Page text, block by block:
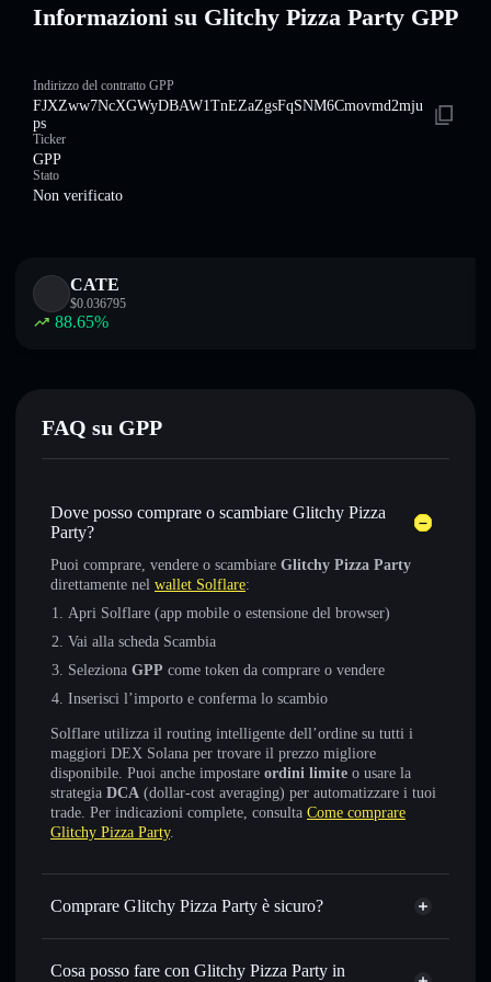
Informazioni su Glitchy Pizza Party GPP
Indirizzo del contratto GPP
FJXZww7NcXGWyDBAW1TnEZaZgsFqSNM6Cmovmd2mju
ps
Ticker
GPP
Stato
Non verificato
CATE
$0.036795
88.65%
FAQ su GPP
Dove posso comprare o scambiare Glitchy Pizza
Party?
Puoi comprare, vendere o scambiare Glitchy Pizza Party
direttamente nel wallet Solflare:
Apri Solflare (app mobile o estensione del browser)
Vai alla scheda Scambia
Seleziona GPP come token da comprare o vendere
Inserisci l’importo e conferma lo scambio
Solflare utilizza il routing intelligente dell’ordine su tutti i
maggiori DEX Solana per trovare il prezzo migliore
disponibile. Puoi anche impostare ordini limite o usare la
strategia DCA (dollar-cost averaging) per automatizzare i tuoi
trade. Per indicazioni complete, consulta Come comprare
Glitchy Pizza Party.
Comprare Glitchy Pizza Party è sicuro?
Glitchy Pizza Party non è verificato
Cosa posso fare con Glitchy Pizza Party in